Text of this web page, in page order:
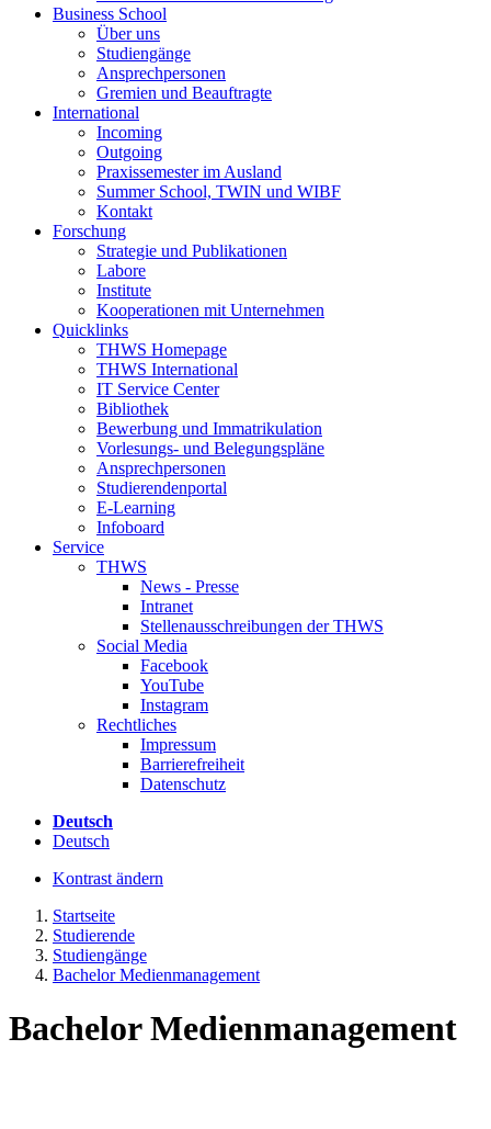
Business School
Über uns
Studiengänge
Ansprechpersonen
Gremien und Beauftragte
International
Incoming
Outgoing
Praxissemester im Ausland
Summer School, TWIN und WIBF
Kontakt
Forschung
Strategie und Publikationen
Labore
Institute
Kooperationen mit Unternehmen
Quicklinks
THWS Homepage
THWS International
IT Service Center
Bibliothek
Bewerbung und Immatrikulation
Vorlesungs- und Belegungspläne
Ansprechpersonen
Studierendenportal
E-Learning
Infoboard
Service
THWS
News - Presse
Intranet
Stellenausschreibungen der THWS
Social Media
Facebook
YouTube
Instagram
Rechtliches
Impressum
Barrierefreiheit
Datenschutz
Deutsch
Deutsch
Kontrast ändern
Startseite
Studierende
Studiengänge
Bachelor Medienmanagement
Bachelor Medienmanagement